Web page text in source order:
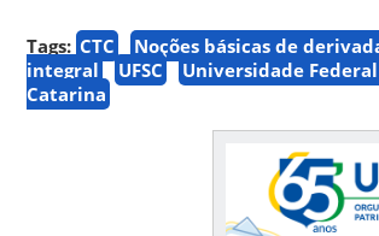
Tags: CTC
Noções básicas de
integral
UFSC
Universidade
Catarina